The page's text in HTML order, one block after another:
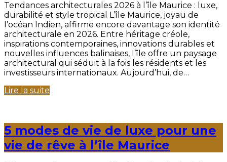
Tendances architecturales 2026 à l’île Maurice : luxe,
durabilité et style tropical L’île Maurice, joyau de
l’océan Indien, affirme encore davantage son identité
architecturale en 2026. Entre héritage créole,
inspirations contemporaines, innovations durables et
nouvelles influences balinaises, l’île offre un paysage
architectural qui séduit à la fois les résidents et les
investisseurs internationaux. Aujourd’hui, de…
Lire la suite
5 modes de vie de luxe pour une
vie de rêve à l’île Maurice